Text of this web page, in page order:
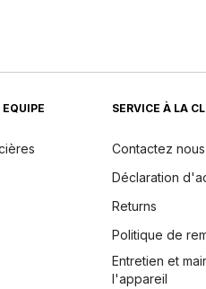
SERVICE À LA
Contactez nous
Déclaration
Returns
Politique de
Entretien et
l'appareil